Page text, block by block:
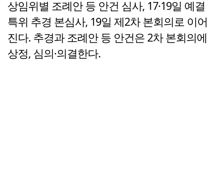
상임위별 조례안 등 안건 심사, 17·19일 예결
특위 추경 본심사, 19일 제2차 본회의로 이어
진다. 추경과 조례안 등 안건은 2차 본회의에
상정, 심의·의결한다.